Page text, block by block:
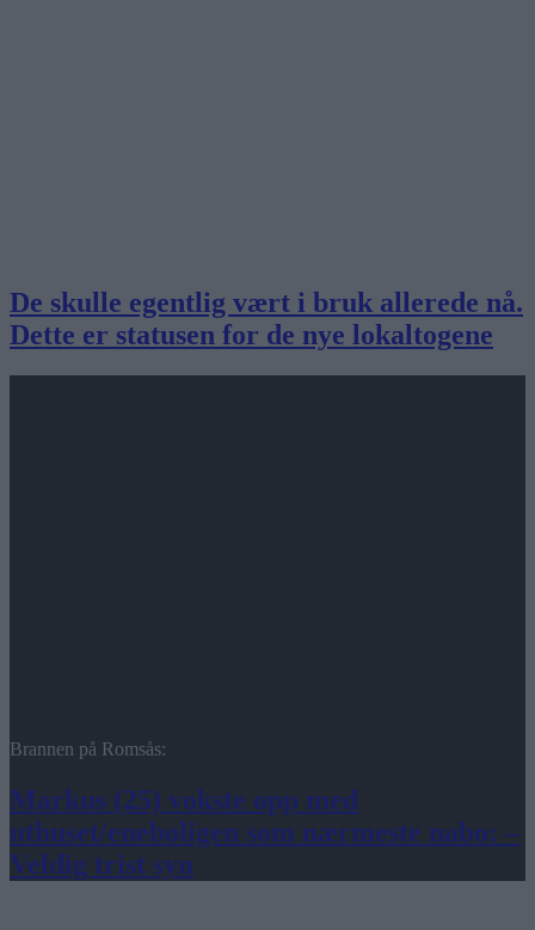
De skulle egentlig vært i bruk allerede nå.
Dette er statusen for de nye lokaltogene
Brannen på Romsås:
Markus (25) vokste opp med
uthuset/eneboligen som nærmeste nabo: –
Veldig trist syn